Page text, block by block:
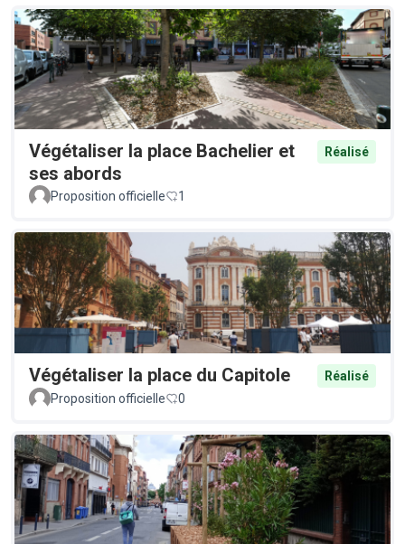
Végétaliser la place Bachelier et
ses abords
Réalisé
Proposition officielle 1
Végétaliser la place du Capitole
Réalisé
Proposition officielle
0